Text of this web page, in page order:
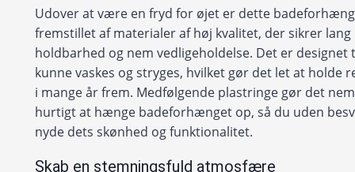
Udover at være en fryd for øjet er dette badeforhæng
fremstillet af materialer af høj kvalitet, der sikrer lang
holdbarhed og nem vedligeholdelse. Det er designet
kunne vaskes og stryges, hvilket gør det let at holde
i mange år frem. Medfølgende plastringe gør det
hurtigt at hænge badeforhænget op, så du uden
nyde dets skønhed og funktionalitet.
Skab en stemningsfuld atmosfære